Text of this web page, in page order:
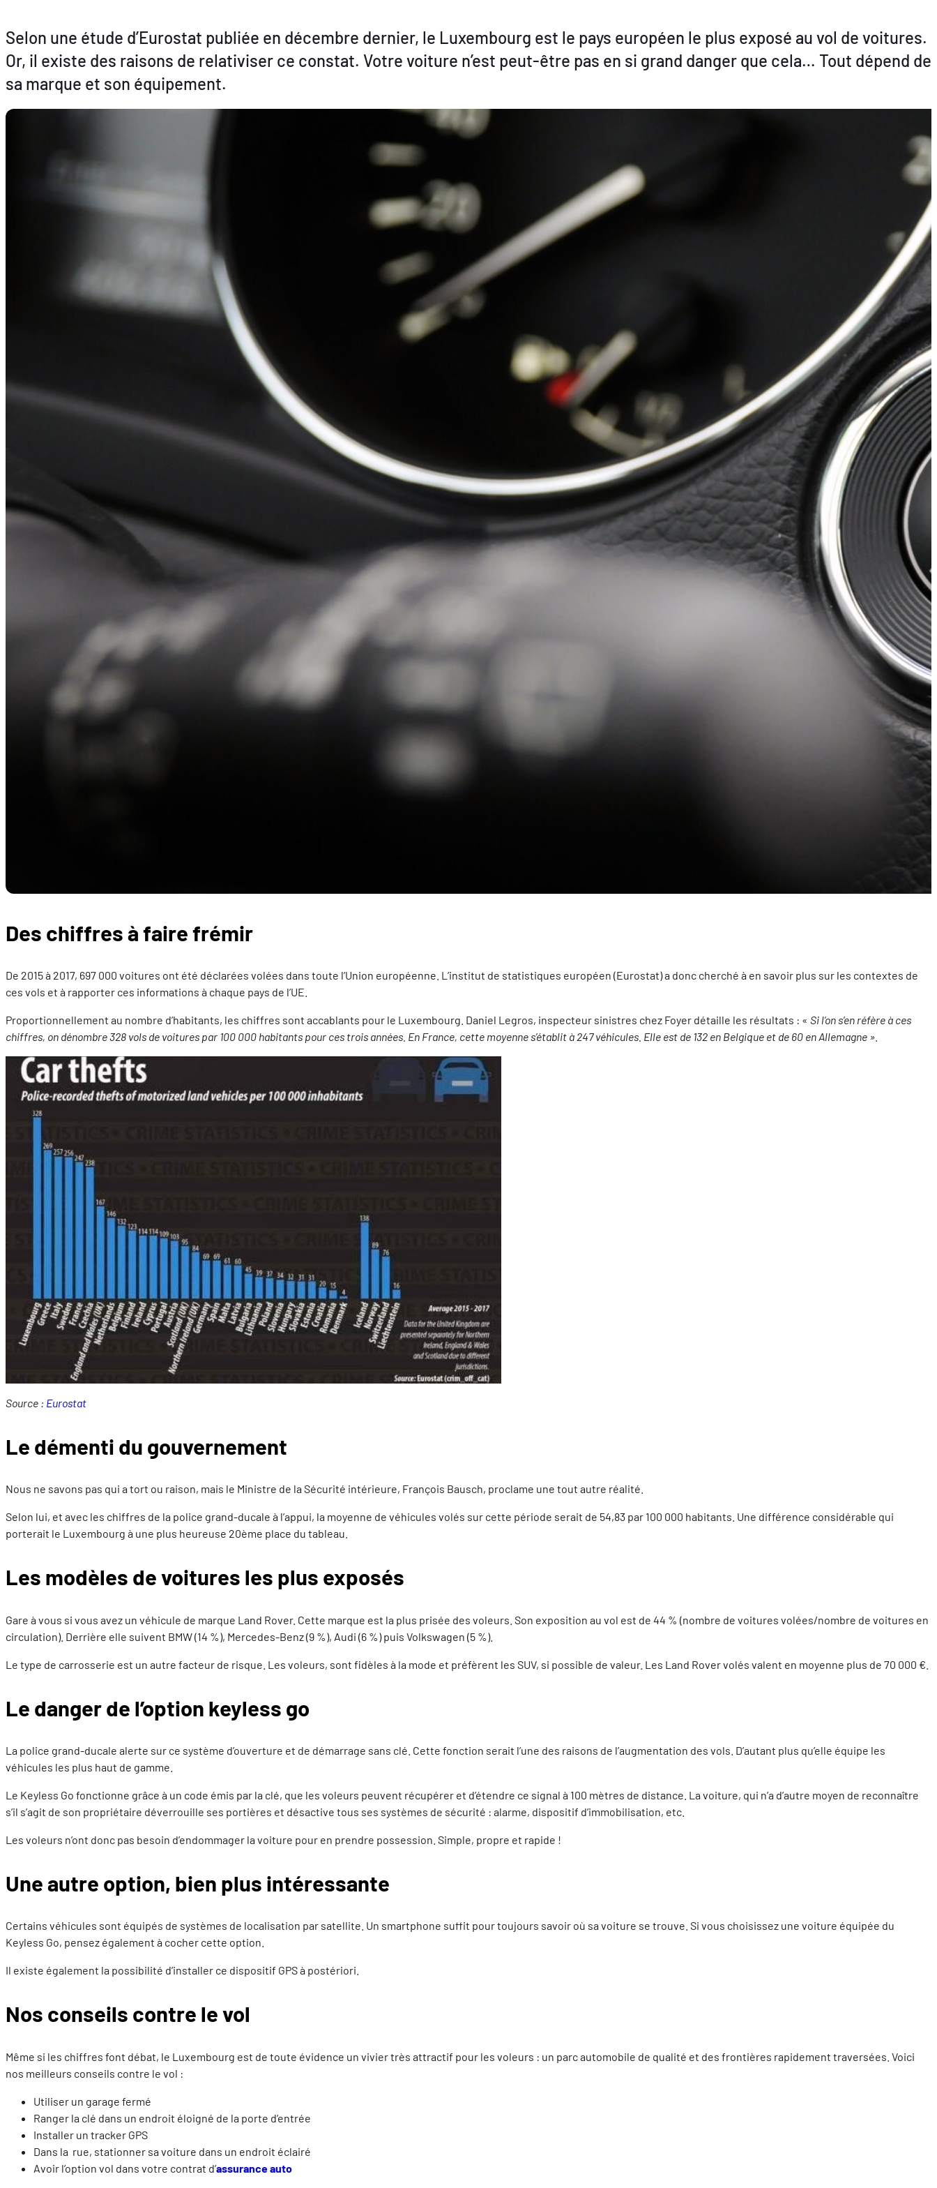
Selon une étude d’Eurostat publiée en décembre dernier, le Luxembourg est le pays européen le plus exposé au vol de voitures.
Or, il existe des raisons de relativiser ce constat. Votre voiture n’est peut-être pas en si grand danger que cela… Tout dépend de
sa marque et son équipement.
Des chiffres à faire frémir
De 2015 à 2017, 697 000 voitures ont été déclarées volées dans toute l’Union européenne. L’institut de statistiques européen (Eurostat) a donc cherché à en savoir plus sur les contextes de
ces vols et à rapporter ces informations à chaque pays de l’UE.
Proportionnellement au nombre d’habitants, les chiffres sont accablants pour le Luxembourg. Daniel Legros, inspecteur sinistres chez Foyer détaille les résultats : « Si l’on s’en réfère à ces
chiffres, on dénombre 328 vols de voitures par 100 000 habitants pour ces trois années. En France, cette moyenne s’établit à 247 véhicules. Elle est de 132 en Belgique et de 60 en Allemagne »
Source : Eurostat
Le démenti du gouvernement
Nous ne savons pas qui a tort ou raison, mais le Ministre de la Sécurité intérieure, François Bausch, proclame une tout autre réalité.
Selon lui, et avec les chiffres de la police grand-ducale à l’appui, la moyenne de véhicules volés sur cette période serait de 54,83 par 100 000 habitants. Une différence considérable qui
porterait le Luxembourg à une plus heureuse 20ème place du tableau.
Les modèles de voitures les plus exposés
Gare à vous si vous avez un véhicule de marque Land Rover. Cette marque est la plus prisée des voleurs. Son exposition au vol est de 44 % (nombre de voitures volées/nombre de voitures en
circulation). Derrière elle suivent BMW (14 %), Mercedes-Benz (9 %), Audi (6 %) puis Volkswagen (5 %).
Le type de carrosserie est un autre facteur de risque. Les voleurs, sont fidèles à la mode et préfèrent les SUV, si possible de valeur. Les Land Rover volés valent en moyenne plus de 70 000 €.
Le danger de l’option keyless go
La police grand-ducale alerte sur ce système d’ouverture et de démarrage sans clé. Cette fonction serait l’une des raisons de l’augmentation des vols. D’autant plus qu’elle équipe les
véhicules les plus haut de gamme.
Le Keyless Go fonctionne grâce à un code émis par la clé, que les voleurs peuvent récupérer et d’étendre ce signal à 100 mètres de distance. La voiture, qui n’a d’autre moyen de reconnaître
s’il s’agit de son propriétaire déverrouille ses portières et désactive tous ses systèmes de sécurité : alarme, dispositif d’immobilisation, etc.
Les voleurs n’ont donc pas besoin d’endommager la voiture pour en prendre possession. Simple, propre et rapide !
Une autre option, bien plus intéressante
Certains véhicules sont équipés de systèmes de localisation par satellite. Un smartphone suffit pour toujours savoir où sa voiture se trouve. Si vous choisissez une voiture équipée du
Keyless Go, pensez également à cocher cette option.
Il existe également la possibilité d’installer ce dispositif GPS à postériori.
Nos conseils contre le vol
Même si les chiffres font débat, le Luxembourg est de toute évidence un vivier très attractif pour les voleurs : un parc automobile de qualité et des frontières rapidement traversées. Voici
nos meilleurs conseils contre le vol :
Utiliser un garage fermé
Ranger la clé dans un endroit éloigné de la porte d’entrée
Installer un tracker GPS
Dans la rue, stationner sa voiture dans un endroit éclairé
Avoir l’option vol dans votre contrat d’assurance auto